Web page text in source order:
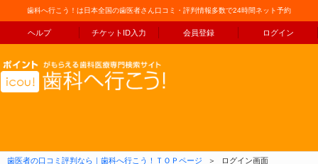
歯科へ行こう！は日本全国の歯医者さん口コミ・評判情報多数で24時間ネット予約
ヘルプ チケットID入力 会員登録 ログイン
コンテンツへ移動
歯医者の口コミ評判なら｜歯科へ行こう！ＴＯＰページ ＞ ログイン画面